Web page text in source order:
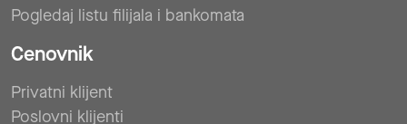
Pogledaj listu filijala i bankomata
Cenovnik
Privatni klijent
Poslovni klijenti